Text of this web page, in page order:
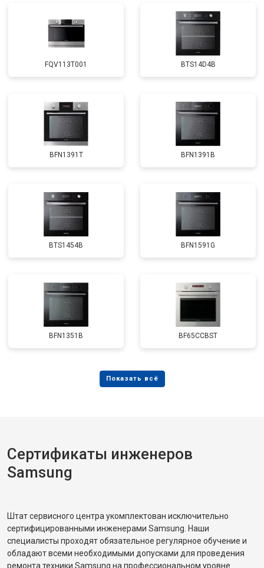
FQV113T001 BTS14D4B
BFN1391T BFN1391B
BTS1454B BFN1591G
BFN1351B BF65CCBST
Сертификаты инженеров
Samsung
Штат сервисного центра укомплектован исключительно
сертифицированными инженерами Samsung. Наши
специалисты проходят обязательное регулярное обучение и
обладают всеми необходимыми допусками для проведения
ремонта техники Samsung на профессиональном уровне.